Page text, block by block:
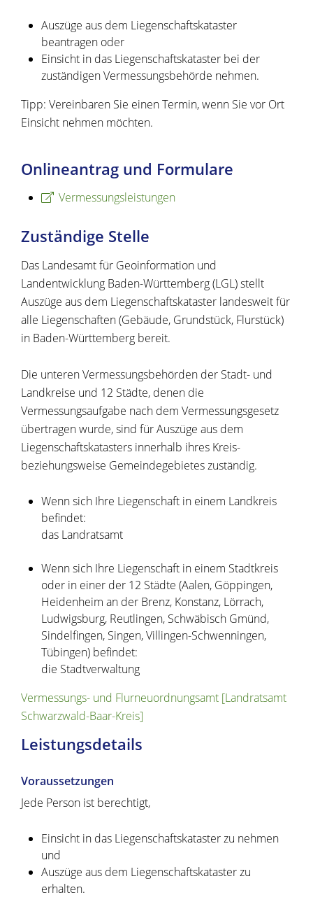
Auszüge aus dem Liegenschaftskataster
beantragen oder
Einsicht in das Liegenschaftskataster bei der
zuständigen Vermessungsbehörde nehmen.
Tipp: Vereinbaren Sie einen Termin, wenn Sie vor Ort
Einsicht nehmen möchten.
Onlineantrag und Formulare
Vermessungsleistungen
Zuständige Stelle
Das Landesamt für Geoinformation und
Landentwicklung Baden-Württemberg (LGL) stellt
Auszüge aus dem Liegenschaftskataster landesweit für
alle Liegenschaften (Gebäude, Grundstück, Flurstück)
in Baden-Württemberg bereit.
Die unteren Vermessungsbehörden der Stadt- und
Landkreise und 12 Städte, denen die
Vermessungsaufgabe nach dem Vermessungsgesetz
übertragen wurde, sind für Auszüge aus dem
Liegenschaftskatasters innerhalb ihres Kreis-
beziehungsweise Gemeindegebietes zuständig.
Wenn sich Ihre Liegenschaft in einem Landkreis
befindet:
das Landratsamt
Wenn sich Ihre Liegenschaft in einem Stadtkreis
oder in einer der 12 Städte (Aalen, Göppingen,
Heidenheim an der Brenz, Konstanz, Lörrach,
Ludwigsburg, Reutlingen, Schwäbisch Gmünd,
Sindelfingen, Singen, Villingen-Schwenningen,
Tübingen) befindet:
die Stadtverwaltung
Vermessungs- und Flurneuordnungsamt [Landratsamt
Schwarzwald-Baar-Kreis]
Leistungsdetails
Voraussetzungen
Jede Person ist berechtigt,
Einsicht in das Liegenschaftskataster zu nehmen
und
Auszüge aus dem Liegenschaftskataster zu
erhalten.